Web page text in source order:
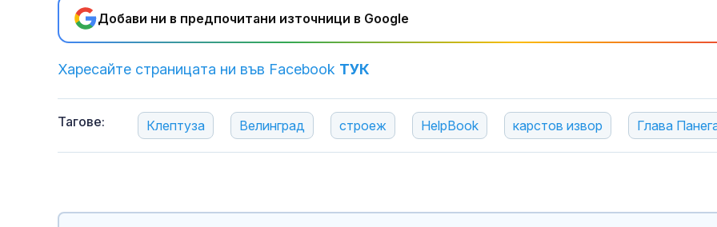
Добави ни в предпочитани източници в Google
Харесайте страницата ни във Facebook ТУК
Тагове: Клептуза Велинград строеж HelpBook карстов извор Глава